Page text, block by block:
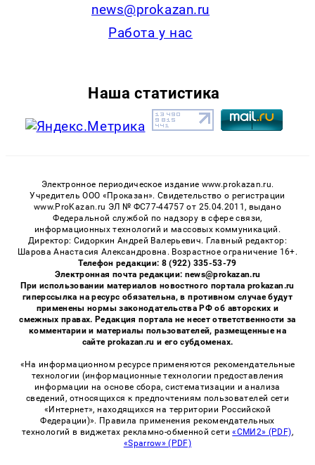
news@prokazan.ru
Работа у нас
Наша статистика
Электронное периодическое издание www.prokazan.ru.
Учредитель ООО «Проказан». Cвидетельство о регистрации
www.ProKazan.ru ЭЛ № ФС77-44757 от 25.04.2011, выдано
Федеральной службой по надзору в сфере связи,
информационных технологий и массовых коммуникаций.
Директор: Сидоркин Андрей Валерьевич. Главный редактор:
Шарова Анастасия Александровна. Возрастное ограничение 16+.
Телефон редакции: 8 (922) 335-53-79
Электронная почта редакции: news@prokazan.ru
При использовании материалов новостного портала prokazan.ru
гиперссылка на ресурс обязательна, в противном случае будут
применены нормы законодательства РФ об авторских и
смежных правах. Редакция портала не несет ответственности за
комментарии и материалы пользователей, размещенные на
сайте prokazan.ru и его субдоменах.
«На информационном ресурсе применяются рекомендательные
технологии (информационные технологии предоставления
информации на основе сбора, систематизации и анализа
сведений, относящихся к предпочтениям пользователей сети
«Интернет», находящихся на территории Российской
Федерации)». Правила применения рекомендательных
технологий в виджетах рекламно-обменной сети«СМИ2» (PDF),
«Sparrow» (PDF)